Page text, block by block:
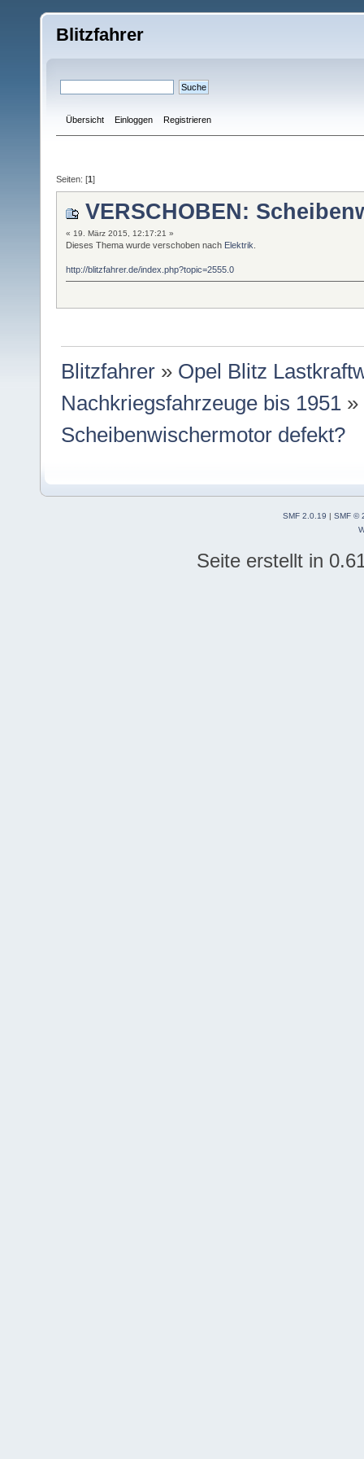
Blitzfahrer
Übersicht Einloggen Registrieren
Seiten: [1]
VERSCHOBEN:
« 19. März 2015, 12:17:21 »
Dieses Thema wurde verschoben nach Elektrik
http://blitzfahrer.de/index.php?topic=2555.0
Blitzfahrer » Opel Blitz
Nachkriegsfahrzeuge bis 1951 »
Scheibenwischermotor defekt?
SMF 2.0.19 | SMF ©
Seite erstellt in